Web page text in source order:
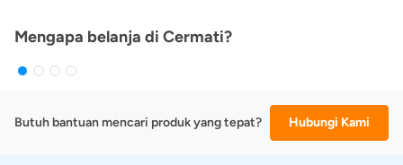
Mengapa belanja di Cermati?
Butuh bantuan mencari produk yang tepat? Hubungi Kami